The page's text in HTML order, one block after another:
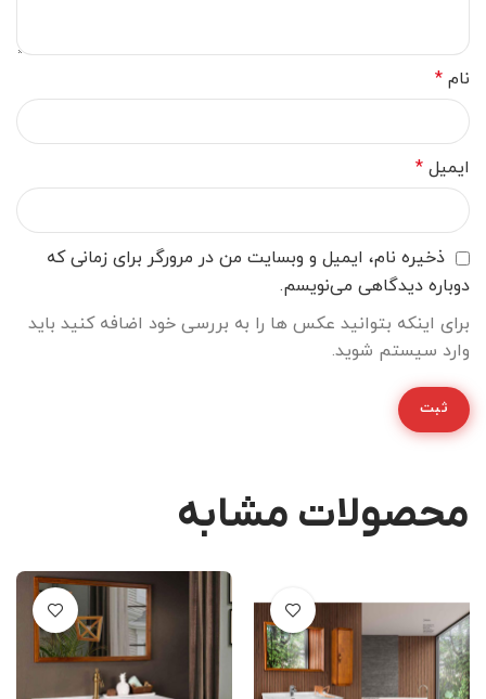
نام *
ایمیل *
ذخیره نام، ایمیل و وبسایت من در مرورگر برای زمانی که
دوباره دیدگاهی می‌نویسم.
برای اینکه بتوانید عکس ها را به بررسی خود اضافه کنید باید
وارد سیستم شوید.
محصولات مشابه